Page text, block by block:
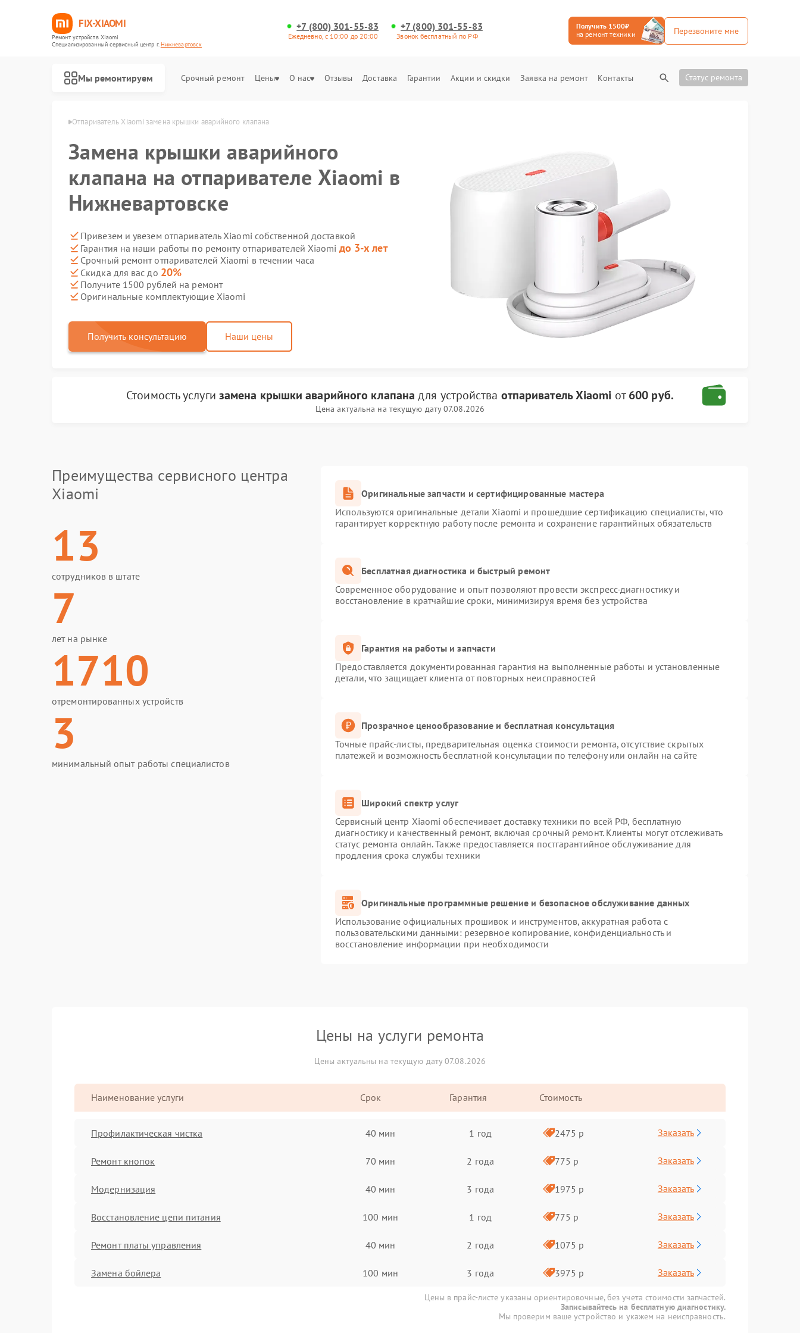
FIX-XIAOMI
Ремонт устройств Xiaomi
Специализированный cервисный центр г.Нижневартовск
+7 (800) 301-55-83
Ежедневно, с 10:00 до 20:00
+7 (800) 301-55-83
Звонок бесплатный по РФ
Получить 1500₽
на ремонт техники
Перезвоните мне
Мы ремонтируем Срочный ремонт Цены О нас Отзывы Доставка Гарантии Акции и скидки Заявка на ремонт Контакты Статус ремонта
в Нижневартовске Отпариватель Xiaomi замена крышки аварийного клапана
Замена крышки аварийного
клапана на отпаривателе Xiaomi в
Нижневартовске
Привезем и увезем отпариватель Xiaomi собственной доставкой
Гарантия на наши работы по ремонту отпаривателей Xiaomi до 3-х лет
Срочный ремонт отпаривателей Xiaomi в течении часа
Скидка для вас до 20%
Получите 1500 рублей на ремонт
Оригинальные комплектующие Xiaomi
Получить консультацию Наши цены
Стоимость услуги замена крышки аварийного клапана для устройства отпариватель Xiaomi от600 руб.
Цена актуальна на текущую дату 07.08.2026
Преимущества сервисного центра
Xiaomi
13
сотрудников в штате
7
лет на рынке
1710
отремонтированных устройств
3
минимальный опыт работы специалистов
Оригинальные запчасти и сертифицированные мастера
Используются оригинальные детали Xiaomi и прошедшие сертификацию специалисты, что
гарантирует корректную работу после ремонта и сохранение гарантийных обязательств
Бесплатная диагностика и быстрый ремонт
Современное оборудование и опыт позволяют провести экспресс-диагностику и
восстановление в кратчайшие сроки, минимизируя время без устройства
Гарантия на работы и запчасти
Предоставляется документированная гарантия на выполненные работы и установленные
детали, что защищает клиента от повторных неисправностей
Прозрачное ценообразование и бесплатная консультация
Точные прайс-листы, предварительная оценка стоимости ремонта, отсутствие скрытых
платежей и возможность бесплатной консультации по телефону или онлайн на сайте
Широкий спектр услуг
Сервисный центр Xiaomi обеспечивает доставку техники по всей РФ, бесплатную
диагностику и качественный ремонт, включая срочный ремонт. Клиенты могут отслеживать
статус ремонта онлайн. Также предоставляется постгарантийное обслуживание для
продления срока службы техники
Оригинальные программные решение и безопасное обслуживание данных
Использование официальных прошивок и инструментов, аккуратная работа с
пользовательскими данными: резервное копирование, конфиденциальность и
восстановление информации при необходимости
Цены на услуги ремонта
Цены актуальны на текущую дату 07.08.2026
Наименование услуги Срок Гарантия Стоимость
Профилактическая чистка 40 мин 1 год 2475 р Заказать
Ремонт кнопок 70 мин 2 года 775 р Заказать
Модернизация 40 мин 3 года 1975 р Заказать
Восстановление цепи питания 100 мин 1 год 775 р Заказать
Ремонт платы управления 40 мин 2 года 1075 р Заказать
Замена бойлера 100 мин 3 года 3975 р Заказать
Цены в прайс-листе указаны ориентировочные, без учета стоимости запчастей.
Записывайтесь на бесплатную диагностику.
Мы проверим ваше устройство и укажем на неисправность.